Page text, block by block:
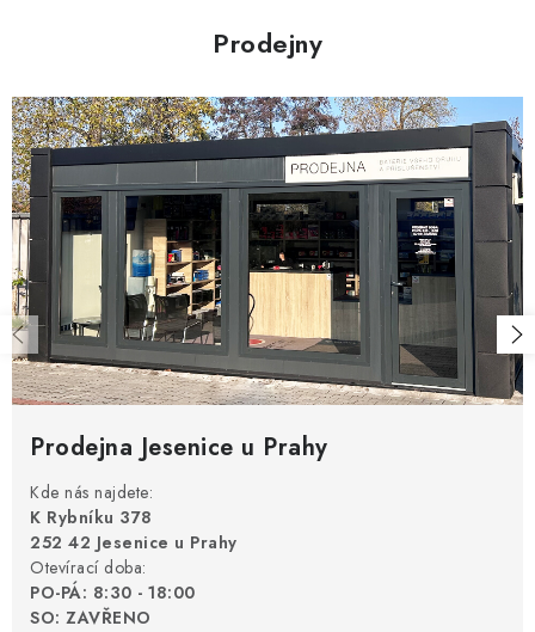
Prodejny
Prodejna Jesenice u Prahy
Kde nás najdete:
K Rybníku 378
252 42 Jesenice u Prahy
Otevírací doba:
PO-PÁ: 8:30 - 18:00
SO: ZAVŘENO